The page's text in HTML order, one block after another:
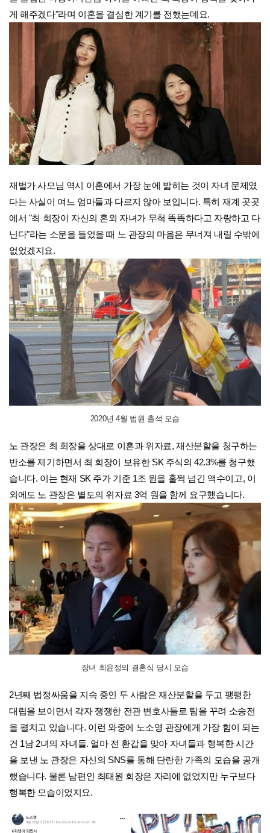
게 해주겠다"라며 이혼을 결심한 계기를 전했는데요.
재벌가 사모님 역시 이혼에서 가장 눈에 밟히는 것이 자녀 문제였
다는 사실이 여느 엄마들과 다르지 않아 보입니다. 특히 재계 곳곳
에서 "최 회장이 자신의 혼외 자녀가 무척 똑똑하다고 자랑하고 다
닌다"라는 소문을 들었을 때 노 관장의 마음은 무너져 내릴 수밖에
없었겠지요.
2020년 4월 법원 출석 모습
노 관장은 최 회장을 상대로 이혼과 위자료, 재산분할을 청구하는
반소를 제기하면서 최 회장이 보유한 SK 주식의 42.3%를 청구했
습니다. 이는 현재 SK 주가 기준 1조 원을 훌쩍 넘긴 액수이고, 이
외에도 노 관장은 별도의 위자료 3억 원을 함께 요구했습니다.
장녀 최윤정의 결혼식 당시 모습
2년째 법정싸움을 지속 중인 두 사람은 재산분할을 두고 팽팽한
대립을 보이면서 각자 쟁쟁한 전관 변호사들로 팀을 꾸려 소송전
을 펼치고 있습니다. 이런 와중에 노소영 관장에게 가장 힘이 되는
건 1남 2녀의 자녀들. 얼마 전 환갑을 맞아 자녀들과 행복한 시간
을 보낸 노 관장은 자신의 SNS를 통해 단란한 가족의 모습을 공개
했습니다. 물론 남편인 최태원 회장은 자리에 없었지만 누구보다
행복한 모습이었지요.